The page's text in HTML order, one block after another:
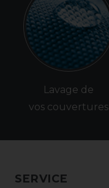
Lavage de
vos couvertures
SERVICE